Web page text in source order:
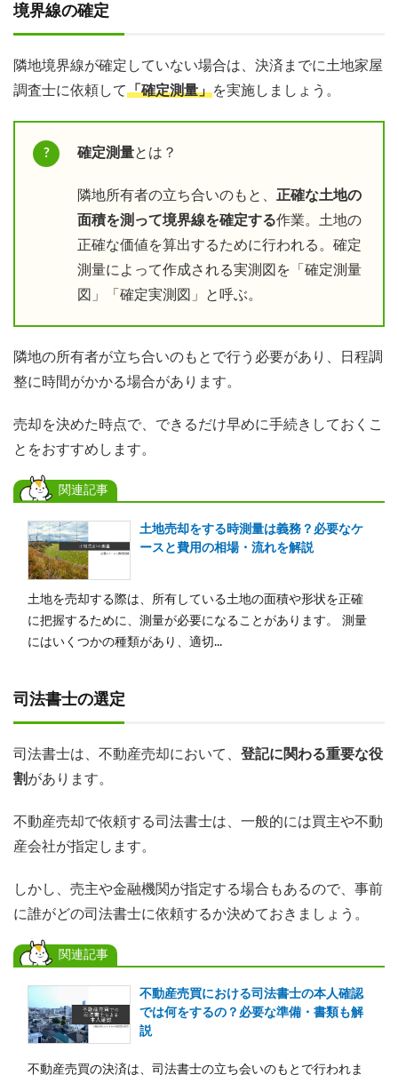
境界線の確定
隣地境界線が確定していない場合は、決済までに土地家屋
調査士に依頼して「確定測量」を実施しましょう。
確定測量とは？
隣地所有者の立ち合いのもと、 正確な土地の
面積を測って境界線を確定する作業。土地の
正確な価値を算出するために行われる。確定
測量によって作成される実測図を「確定測量
図」「確定実測図」と呼ぶ。
隣地の所有者が立ち合いのもとで行う必要があり、日程調
整に時間がかかる場合があります。
売却を決めた時点で、できるだけ早めに手続きしておくこ
とをおすすめします。
関連記事
土地売却をする時測量は義務？必要なケ
ースと費用の相場・流れを解説
土地を売却する際は、所有している土地の面積や形状を正確
に把握するために、測量が必要になることがあります。 測量
にはいくつかの種類があり、適切...
司法書士の選定
司法書士は、不動産売却において、 登記に関わる重要な役
割があります。
不動産売却で依頼する司法書士は、一般的には買主や不動
産会社が指定します。
しかし、売主や金融機関が指定する場合もあるので、事前
に誰がどの司法書士に依頼するか決めておきましょう。
関連記事
不動産売買における司法書士の本人確認
では何をするの？必要な準備・書類も解
説
不動産売買の決済は、司法書士の立ち会いのもとで行われま